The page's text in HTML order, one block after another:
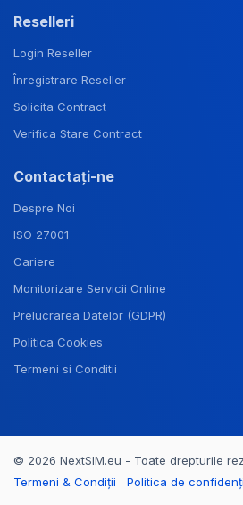
Reselleri
Login Reseller
Înregistrare Reseller
Solicita Contract
Verifica Stare Contract
Contactați-ne
Despre Noi
ISO 27001
Cariere
Monitorizare Servicii Online
Prelucrarea Datelor (GDPR)
Politica Cookies
Termeni si Conditii
© 2026 NextSIM.eu - Toate drepturile
Termeni & Condiții
Politica de